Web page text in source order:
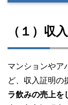
（１）収
マンションやア
ど、収入証明の
ラ飲みの売上を